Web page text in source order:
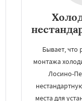
Бывает, что
монтажа
Лосино-
места для